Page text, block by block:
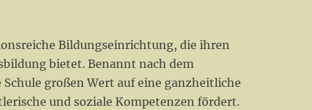
Bildungseinrichtung, die ihren
bietet. Benannt nach dem
großen Wert auf eine ganzheitliche
und soziale Kompetenzen fördert.